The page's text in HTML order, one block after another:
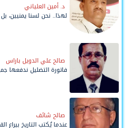
د. أمين العلياني
لهذا.. نحن لسنا يمنيين،
صالح علي الدويل باراس
فاتورة التضليل ندفعها
صالح شائف
عندما يُكتب التاريخ بيراع